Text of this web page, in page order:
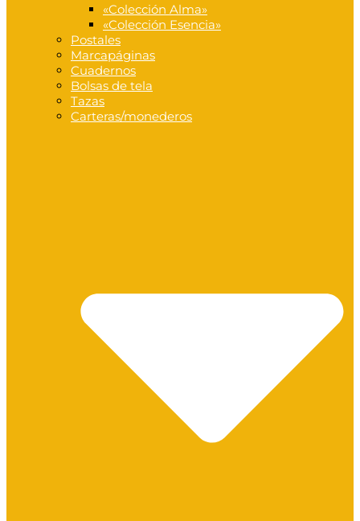
«Colección Alma»
«Colección Esencia»
Postales
Marcapáginas
Cuadernos
Bolsas de tela
Tazas
Carteras/monederos